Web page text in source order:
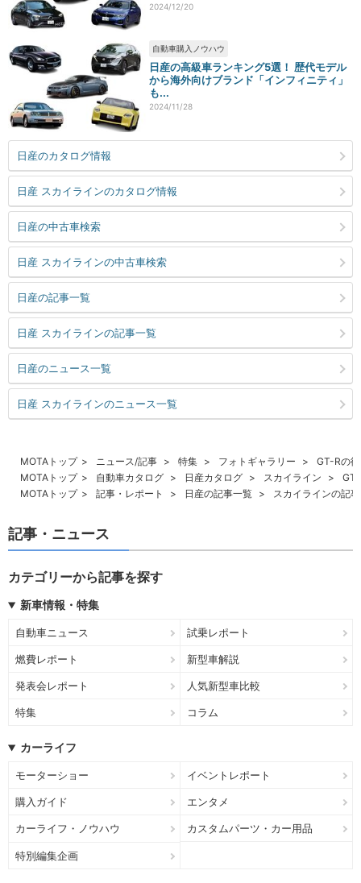
2024/12/20
自動車購入ノウハウ
日産の高級車ランキング5選！ 歴代モデル
から海外向けブランド「インフィニティ」
も...
2024/11/28
日産のカタログ情報
日産 スカイラインのカタログ情報
日産の中古車検索
日産 スカイラインの中古車検索
日産の記事一覧
日産 スカイラインの記事一覧
日産のニュース一覧
日産 スカイラインのニュース一覧
MOTAトップ ニュース/記事 特集 フォトギャラリー
GT-Rの
MOTAトップ
自動車カタログ 日産カタログ スカイライン
MOTAトップ
記事・レポート 日産の記事一覧 スカイラインの記
記事・ニュース
カテゴリーから記事を探す
新車情報・特集
自動車ニュース 試乗レポート
燃費レポート 新型車解説
発表会レポート 人気新型車比較
特集 コラム
カーライフ
モーターショー イベントレポート
購入ガイド エンタメ
カーライフ・ノウハウ カスタムパーツ・カー用品
特別編集企画